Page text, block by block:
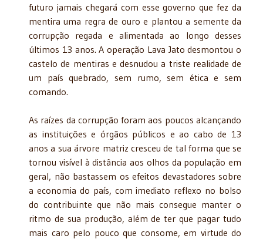
futuro jamais chegará com esse governo que fez da
mentira uma regra de ouro e plantou a semente da
corrupção regada e alimentada ao longo desses
últimos 13 anos. A operação Lava Jato desmontou o
castelo de mentiras e desnudou a triste realidade de
um país quebrado, sem rumo, sem ética e sem
comando.
As raízes da corrupção foram aos poucos alcançando
as instituições e órgãos públicos e ao cabo de 13
anos a sua árvore matriz cresceu de tal forma que se
tornou visível à distância aos olhos da população em
geral, não bastassem os efeitos devastadores sobre
a economia do país, com imediato reflexo no bolso
do contribuinte que não mais consegue manter o
ritmo de sua produção, além de ter que pagar tudo
mais caro pelo pouco que consome, em virtude do